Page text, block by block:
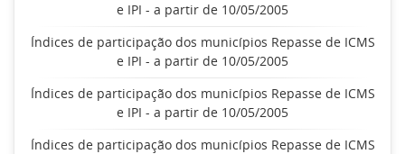
e IPI - a partir de 10/05/2005
Índices de participação dos municípios Repasse de ICMS
e IPI - a partir de 10/05/2005
Índices de participação dos municípios Repasse de ICMS
e IPI - a partir de 10/05/2005
Índices de participação dos municípios Repasse de ICMS